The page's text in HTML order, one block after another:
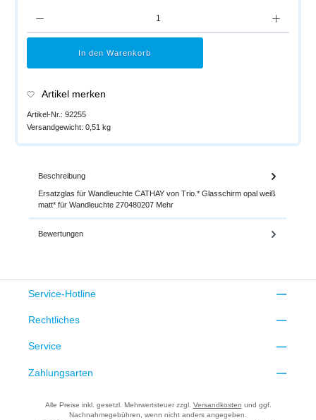
In den Warenkorb
Artikel merken
Artikel-Nr.: 92255
Versandgewicht: 0,51 kg
Beschreibung
Ersatzglas für Wandleuchte CATHAY von Trio.* Glasschirm opal weiß
matt* für Wandleuchte 270480207 Mehr
Bewertungen
Service-Hotline
Rechtliches
Service
Zahlungsarten
Alle Preise inkl. gesetzl. Mehrwertsteuer zzgl. Versandkosten und ggf.
Nachnahmegebühren, wenn nicht anders angegeben.